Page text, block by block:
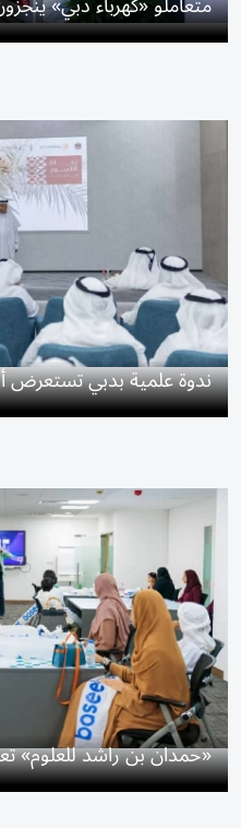
ندوة علمية بدبي تستعرض
«حمدان بن راشد للعلوم»